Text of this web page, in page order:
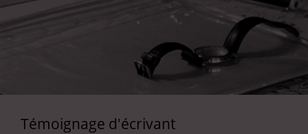
Témoignage d'écrivant